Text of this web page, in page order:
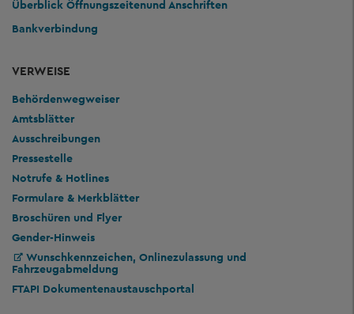
Überblick Öffnungszeitenund Anschriften
Bankverbindung
VERWEISE
Behördenwegweiser
Amtsblätter
Ausschreibungen
Pressestelle
Notrufe & Hotlines
Formulare & Merkblätter
Broschüren und Flyer
Gender-Hinweis
Wunschkennzeichen, Onlinezulassung und
Fahrzeugabmeldung
FTAPI Dokumentenaustauschportal